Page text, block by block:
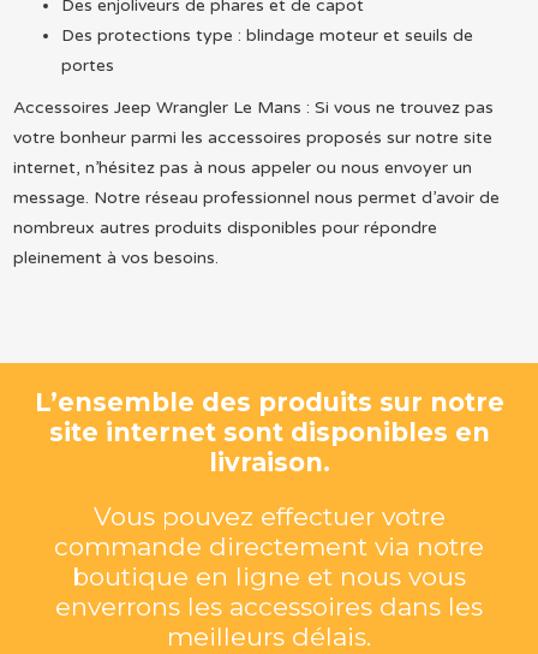
Des enjoliveurs de phares et de capot
Des protections type : blindage moteur et seuils de
portes
Accessoires Jeep Wrangler Le Mans : Si vous ne trouvez pas
votre bonheur parmi les accessoires proposés sur notre site
internet, n’hésitez pas à nous appeler ou nous envoyer un
message. Notre réseau professionnel nous permet d’avoir de
nombreux autres produits disponibles pour répondre
pleinement à vos besoins.
L’ensemble des produits sur notre
site internet sont disponibles en
livraison.
Vous pouvez effectuer votre
commande directement via notre
boutique en ligne et nous vous
enverrons les accessoires dans les
meilleurs délais.